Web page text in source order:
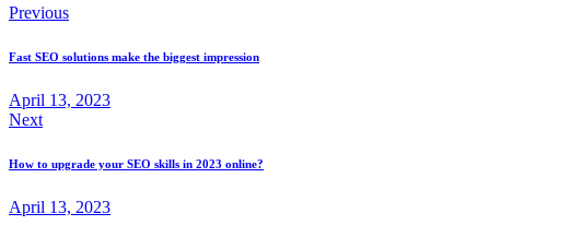
Previous
Fast SEO solutions make the biggest impression
April 13, 2023
Next
How to upgrade your SEO skills in 2023 online?
April 13, 2023